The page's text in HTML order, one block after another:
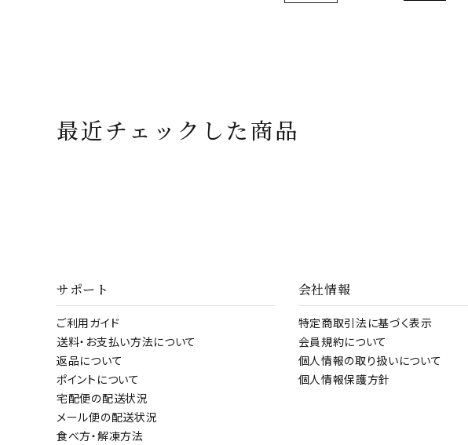
最近チェックした商品
サポート
ご利用ガイド
送料・お支払い方法について
返品について
ポイントについて
宅配便の配送状況
メール便の配送状況
食べ方・解凍方法
会社情報
特定商取引法に基づく表示
会員規約について
個人情報の取り扱いについて
個人情報保護方針